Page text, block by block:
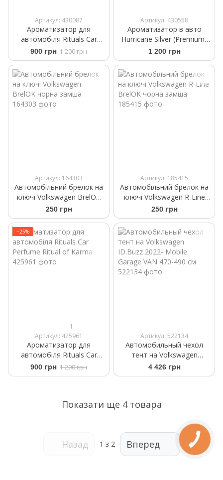
Артикул: 430087
Ароматизатор для
автомобіля Rituals ​Car
Perfume The Ritual Sakura
+2 refills 6ml
900 грн 1 200 грн
Артикул: 430558
Ароматизатор в авто
Hurricane Silver (Premium)
Аромасаше на дефлектор
1 200 грн
Артикул: 164303
Автомобільний брелок на
ключі Volkswagen BrelOK
чорна замша
250 грн
Артикул: 185415
Автомобільний брелок на
ключі Volkswagen R-Line
BrelOK чорна замша
250 грн
−25%
1
Артикул: 425961
Ароматизатор для
автомобіля Rituals Car
Perfume Ritual of Karma
900 грн 1 200 грн
Артикул: 522134
Автомобильный чехол
тент на Volkswagen
ID.Buzz 2022- Mobile
Garage VAN 470-490 см
4 426 грн
Показати ще 4 товара
Назад 1 з 2 Вперед